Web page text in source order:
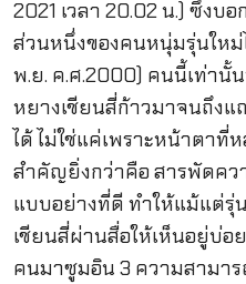
2021 เวลา 20.02 น.) ซึ่งบ
ส่วนหนึ่งของคนหนุ่มรุ่นใหม่
พ.ย. ค.ศ.2000) คนนี้เท่านั้
หยางเชียนสี่ก้าวมาจนถึงแ
ได้ ไม่ใช่แค่เพราะหน้าตาที่
สำคัญยิ่งกว่าคือ สารพัดคว
แบบอย่างที่ดี ทำให้แม้แต่รุ่
เชียนสี่ผ่านสื่อให้เห็นอยู่บ่อ
คนมาซูมอิน 3 ความสามา